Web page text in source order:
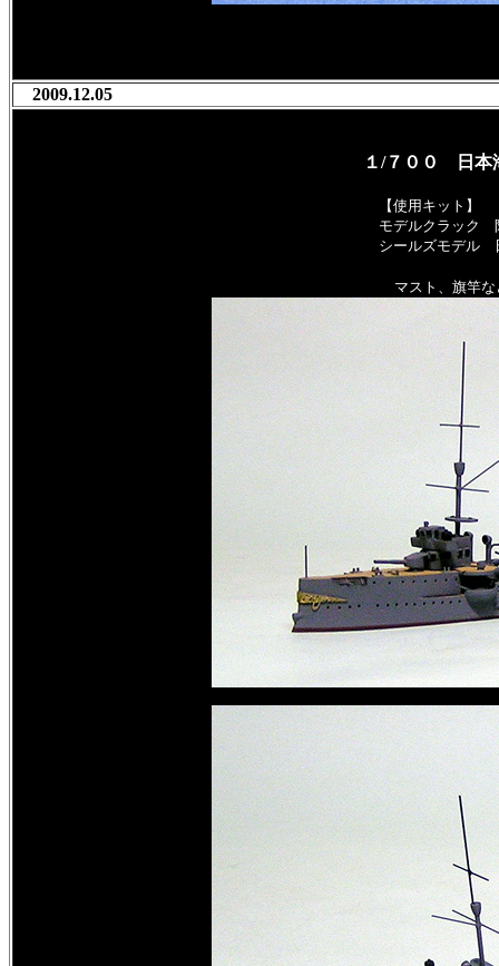
2009.12.05
１/７００ 日
【使用キット】
モデルクラック
シールズモデル
マスト、旗竿